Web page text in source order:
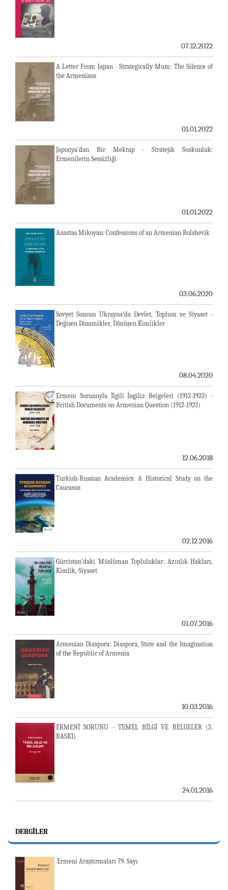
07.12.2022
A Letter From Japan - Strategically Mum: The Silence of
the Armenians
01.01.2022
Japonya'dan Bir Mektup - Stratejik Suskunluk:
Ermenilerin Sessizliği
01.01.2022
Anastas Mikoyan: Confessions of an Armenian Bolshevik
03.06.2020
Sovyet Sonrası Ukrayna’da Devlet, Toplum ve Siyaset -
Değişen Dinamikler, Dönüşen Kimlikler
08.04.2020
Ermeni Sorunuyla İlgili İngiliz Belgeleri (1912-1923) -
British Documents on Armenian Question (1912-1923)
12.06.2018
Turkish-Russian Academics: A Historical Study on the
Caucasus
02.12.2016
Gürcistan'daki Müslüman Topluluklar: Azınlık Hakları,
Kimlik, Siyaset
01.07.2016
Armenian Diaspora: Diaspora, State and the Imagination
of the Republic of Armenia
10.03.2016
ERMENİ SORUNU - TEMEL BİLGİ VE BELGELER (2.
BASKI)
24.01.2016
DERGILER
Ermeni Araştırmaları 79. Sayı